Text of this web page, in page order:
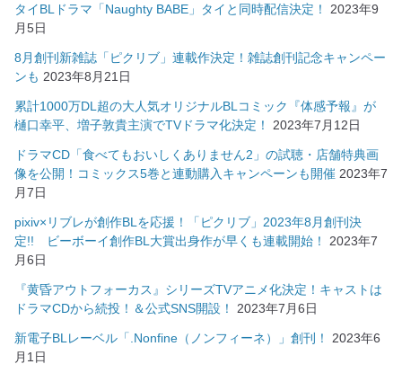
タイBLドラマ「Naughty BABE」タイと同時配信決定！
2023年9
月5日
8月創刊新雑誌「ピクリブ」連載作決定！雑誌創刊記念キャンペー
ンも 2023年8月21日
累計1000万DL超の大人気オリジナルBLコミック『体感予報』が
樋口幸平、増子敦貴主演でTVドラマ化決定！
2023年7月12日
ドラマCD「食べてもおいしくありません2」の試聴・店舗特典画
像を公開！コミックス5巻と連動購入キャンペーンも開催 2023年7
月7日
pixiv×リブレが創作BLを応援！「ピクリブ」2023年8月創刊決
定!! ビーボーイ創作BL大賞出身作が早くも連載開始！
2023年7
月6日
『黄昏アウトフォーカス』シリーズTVアニメ化決定！キャストは
ドラマCDから続投！＆公式SNS開設！
2023年7月6日
新電子BLレーベル「.Nonfine（ノンフィーネ）」創刊！
2023年6
月1日